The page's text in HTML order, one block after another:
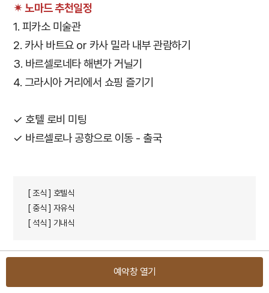
✴︎ 노마드 추천일정
1. 피카소 미술관
2. 카사 바트요 or 카사 밀라 내부 관람하기
3. 바르셀로네타 해변가 거닐기
4. 그라시아 거리에서 쇼핑 즐기기
✓ 호텔 로비 미팅
✓ 바르셀로나 공항으로 이동 - 출국​
[ 조식 ] 호텔식
[ 중식 ] 자유식
[ 석식 ] 기내식
DAY 12
예약창 열기